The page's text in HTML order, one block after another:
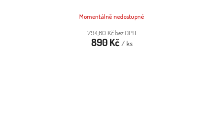
Momentálně nedostupné
794,60 Kč bez DPH
890 Kč / ks